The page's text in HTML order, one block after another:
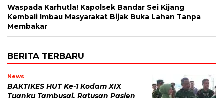
Waspada Karhutla! Kapolsek Bandar Sei Kijang
Kembali Imbau Masyarakat Bijak Buka Lahan Tanpa
Membakar
BERITA TERBARU
News
BAKTIKES HUT Ke-1 Kodam XIX
Tuanku Tambusai, Ratusan Pasien